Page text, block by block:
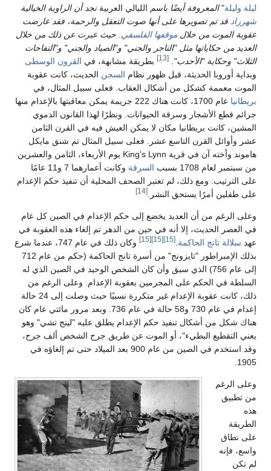
ليلة وليلة"المعروفة أيضًا باسم الليالي العربيةنجد أن الراوية الخيالية
شهرزاد قد تم تصويرها على أنها صوت التعقل والرحمة، فقد عارضت
عقوبة الموت من خلال موقفها الفلسفي حيث عبرت عن ذلك من خلال
العديد من حكاياتها مثل "التاجر والجني" و"الصياد والجني" و"التفاحات
الثلاث" وحكاية "الأحدب".
[13] بطريقة مشابهة، في القرون الوسطى
وبداية أوروبا الحديثة، قبل ظهور نظام السجن الحديث، كانت عقوبة
الموت معممة كشكل من أشكال العقاب. فعلى سبيل المثال، في
بريطانيا
عام 1700، كانت هناك 222 جريمة يمكن معاقبتها بالإعدام منها
جرائم قطع الأشجار وسرقة الحيوانات. ونظرًا لهذا القانون الدموي
المشين، كانت بريطانيا مكان لا يمكن العيش فيه في القرن الثامن
عشر وأوائل القرن التاسع عشر. فعلى سبيل المثال تم شنق مايكل
هاموند وأخته آن في قرية King's Lynn يوم الأربعاء، الثامن والعشرين
من سبتمبر لعام 1708 بسبب
السرقة
وكانت أعمارهما 7 و11 عامًا
على الترتيب. ومع ذلك، لم تعتبر الصحف المحلية أن تنفيذ حكم الإعدام
على طفلين أمرًا يستحق النشر.
[14]
وعلى الرغم من أن العديد يخضع إلى حكم الإعدام في الصين كل عام
في العصر الحديث، إلا أنه في حين من الدهر تم إلغاء هذه العقوبة في
عهد سلالة تانج الحاكمة [15]
[15]
[15]
وكان ذلك في عام 747، عندما شرع
بذلك الإمبراطور "تايزونج" من أسرة تانج الحاكمة (حكم من عام 712
إلى عام 756) الذي سبق وأن كان الشخص الوحيد في الصين الذي له
السلطة في الحكم على المجرمين بعقوبة الإعدام. وعلى الرغم من
ذلك، كانت عقوبة الإعدام غير متكررة نسبيًا حيث وصلت إلى 24 حالة
إعدام في عام 730 و58 حالة في عام 736. وبعد مرور مائتي عام كان
هناك شكل من أشكال تنفيذ حكم الإعدام يطلق عليه "لينج تشي" وهو
يعني التقطيع البطيء"، أو الموت عن طريق جرح الشخص ألف جرح،
وقد استخدم في الصين من عام 900 بعد الميلاد حتى تم إلغاؤه في
1905.
وعلى الرغم
من تطبيق
هذه
الطريقة
على نطاق
واسع، فإنه
لم تكن